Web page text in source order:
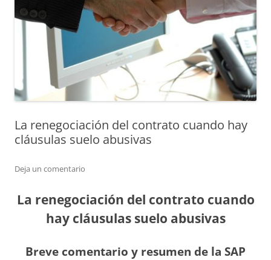
La renegociación del contrato cuando hay
cláusulas suelo abusivas
Deja un comentario
La renegociación del contrato cuando
hay cláusulas suelo abusivas
Breve comentario y resumen de la SAP